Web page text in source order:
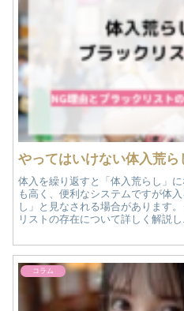
体入を繰り返すと「体入荒らし」
も高く、便利なシステムですが体
し」と見なされる場合があります
リストの存在について詳しく解説
コラム